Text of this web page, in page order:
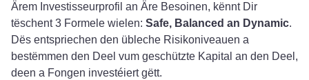
Ärem Investisseurprofil an Äre Besoinen, kënnt Dir
tëschent 3 Formele wielen: Safe, Balanced an Dynamic.
Dës entspriechen den übleche Risikoniveauen a
bestëmmen den Deel vum geschützte Kapital an den Deel,
deen a Fongen investéiert gëtt.